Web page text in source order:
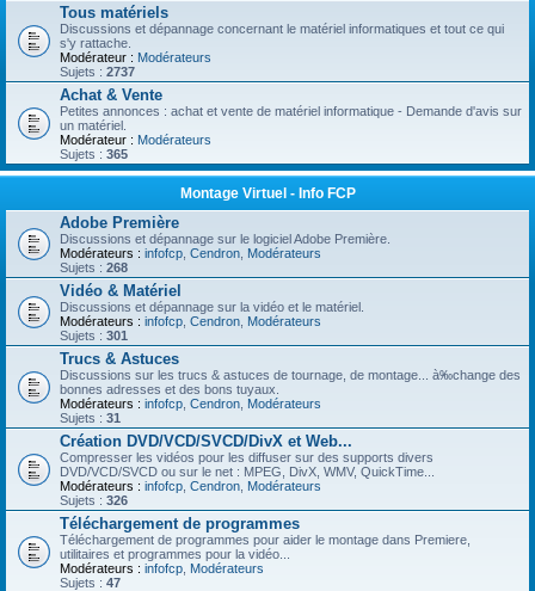
Tous matériels
Discussions et dépannage concernant le matériel informatiques et tout ce qui
s'y rattache.
Modérateur : Modérateurs
Sujets : 2737
Achat & Vente
Petites annonces : achat et vente de matériel informatique - Demande d'avis sur
un matériel.
Modérateur : Modérateurs
Sujets : 365
Montage Virtuel - Info FCP
Adobe Première
Discussions et dépannage sur le logiciel Adobe Première.
Modérateurs : infofcp Cendron Modérateurs
Sujets : 268
Vidéo & Matériel
Discussions et dépannage sur la vidéo et le matériel.
Modérateurs : infofcp Cendron Modérateurs
Sujets : 301
Trucs & Astuces
Discussions sur les trucs & astuces de tournage, de montage... à‰change des
bonnes adresses et des bons tuyaux.
Modérateurs : infofcp Cendron Modérateurs
Sujets : 31
Création DVD/VCD/SVCD/DivX et Web...
Compresser les vidéos pour les diffuser sur des supports divers
DVD/VCD/SVCD ou sur le net : MPEG, DivX, WMV, QuickTime...
Modérateurs : infofcp Cendron Modérateurs
Sujets : 326
Téléchargement de programmes
Téléchargement de programmes pour aider le montage dans Premiere,
utilitaires et programmes pour la vidéo...
Modérateurs : infofcp Modérateurs
Sujets : 47